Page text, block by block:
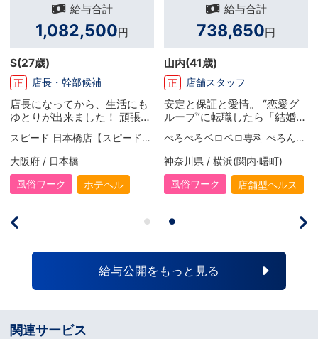
円
候補
から、生活にも
ました！ 頑張り
UPするので、
斐があります。
る事が出来るの
シュしたい時は
て、旅行に出か
すね！ 旅行の際
をします！ と
引越ししたい
頑張ってま
スピード 日本橋店【スピードグループ】
ホテヘル
738,650円
正 店舗スタッフ
安定と保証と愛情。 “恋愛グ
ループ”に転職したら「結婚で
きました（笑）」
ぺろぺろベロベロ専科 ぺろんちょ
神奈川県 / 横浜(関内·曙町)
風俗ワーク
店舗型ヘルス
専業セラピス
女性用風俗帝
東京都 / 渋谷
風俗ワーク
給与公開をもっと見る
関連サービス